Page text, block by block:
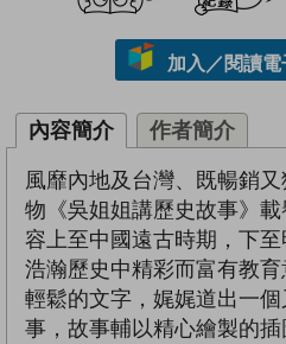
加入／閱讀電
內容簡介 作者簡介
風靡內地及台灣、既暢銷
物《吳姐姐講歷史故事》
容上至中國遠古時期，下
浩瀚歷史中精彩而富有教
輕鬆的文字，娓娓道出一
事，故事輔以精心繪製的